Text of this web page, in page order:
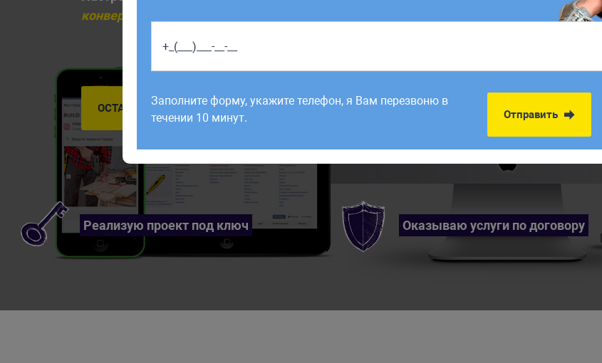
конверсия обращений
ОСТАВИТЬ ЗАЯВКУ
Реализую проект под ключ Оказываю услуги по договору
Работаем по будням с 9:00 до 18:00. Заявки,
рабочий день до 12:00.
Заполните форму, укажите телефон, я Вам перезвоню в
течении 10 минут.
Отправить